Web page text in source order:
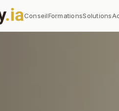
ConseilFormationsSolutions